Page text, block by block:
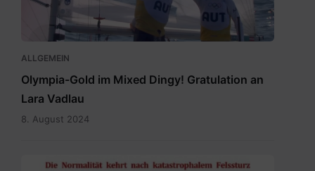
ALLGEMEIN
Olympia-Gold im Mixed Dingy! Gratulation an
Lara Vadlau
8. August 2024
20240515